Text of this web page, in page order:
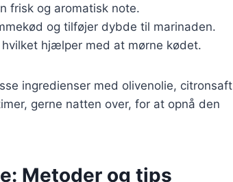
frisk og aromatisk note.
og tilføjer dybde til marinaden.
hjælper med at mørne kødet.
ingredienser med olivenolie, citronsaft
gerne natten over, for at opnå den
Metoder og tips